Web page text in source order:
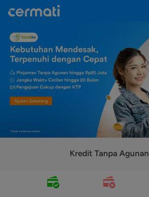
Kredit Tanpa Agunan